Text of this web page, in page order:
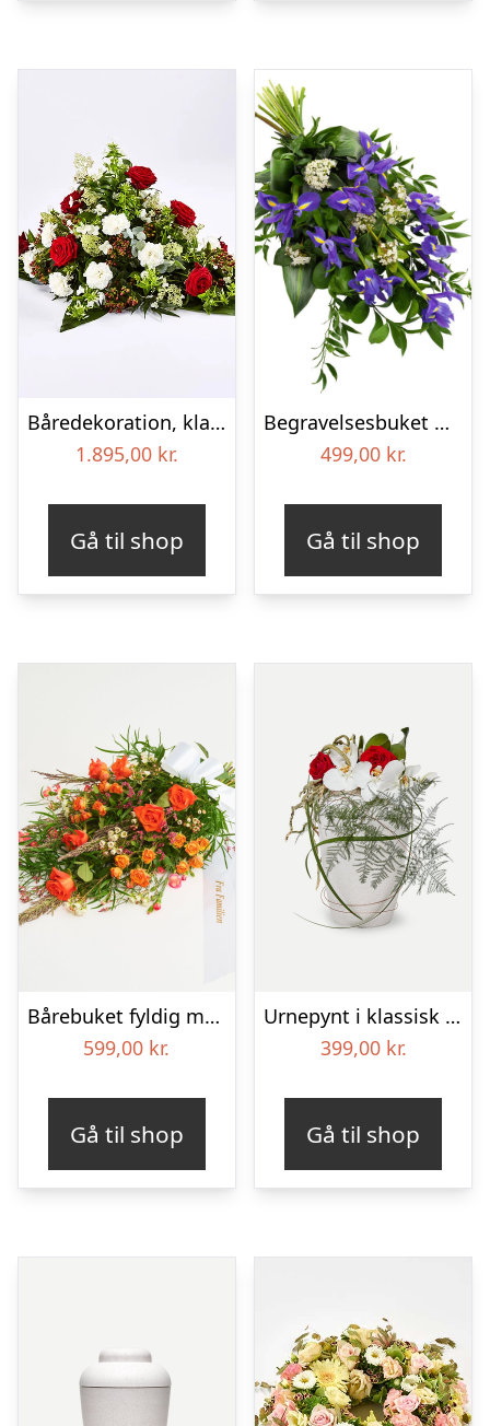
Båredekoration, klassisk – Blomster til begravelse
1.895,00 kr.
Gå til shop
Begravelses­buket med iris
499,00 kr.
Gå til shop
Bårebuket fyldig med bånd
599,00 kr.
Gå til shop
Urnepynt i klassisk stil – rød og hvid
399,00 kr.
Gå til shop